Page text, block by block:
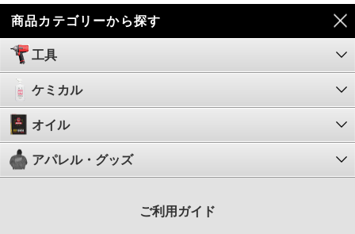
商品カテゴリーから探す
工具
ケミカル
オイル
アパレル・グッズ
ご利用ガイド